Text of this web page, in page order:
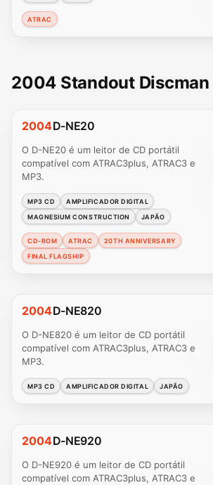
ATRAC
2004 Standout Discman
2004D-NE20
O D-NE20 é um leitor de CD portátil
compatível com ATRAC3plus, ATRAC3 e
MP3.
MP3 CD
AMPLIFICADOR DIGITAL
MAGNESIUM CONSTRUCTION
JAPÃO
CD-ROM ATRAC
20TH ANNIVERSARY
FINAL FLAGSHIP
2004D-NE820
O D-NE820 é um leitor de CD portátil
compatível com ATRAC3plus, ATRAC3 e
MP3.
MP3 CD AMPLIFICADOR DIGITAL JAPÃO
2004D-NE920
O D-NE920 é um leitor de CD portátil
compatível com ATRAC3plus, ATRAC3 e